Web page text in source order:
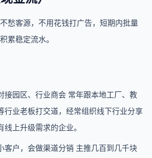
愁客源，不用花钱打广告，短期内批量
累稳定流水。
接园区、行业商会 常年跟本地工厂、教
行业老板打交道，经常组织线下行业分享
上升级需求的企业。
客户，会做渠道分销 主推几百到几千块